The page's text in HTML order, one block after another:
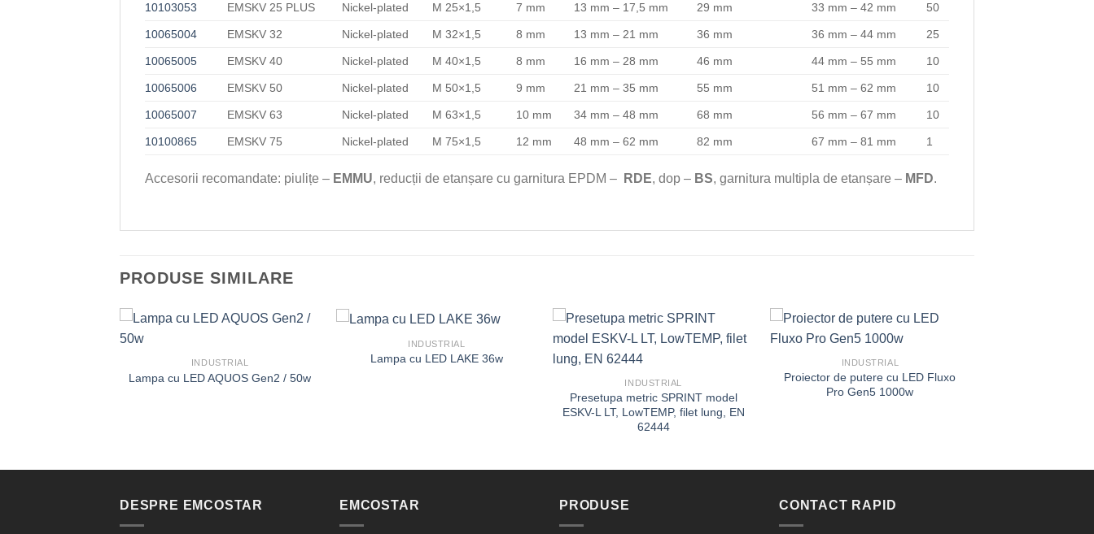
10103053 EMSKV 25 PLUS Nickel-plated M 25×1,5 7 mm 13 mm – 17,5 mm 29 mm 33 mm – 42 mm 50
10065004 EMSKV 32 Nickel-plated M 32×1,5 8 mm 13 mm – 21 mm 36 mm 36 mm – 44 mm 25
10065005 EMSKV 40 Nickel-plated M 40×1,5 8 mm 16 mm – 28 mm 46 mm 44 mm – 55 mm 10
10065006 EMSKV 50 Nickel-plated M 50×1,5 9 mm 21 mm – 35 mm 55 mm 51 mm – 62 mm 10
10065007 EMSKV 63 Nickel-plated M 63×1,5 10 mm 34 mm – 48 mm 68 mm 56 mm – 67 mm 10
10100865 EMSKV 75 Nickel-plated M 75×1,5 12 mm 48 mm – 62 mm 82 mm 67 mm – 81 mm 1
Accesorii recomandate: piulițe – EMMU, reducții de etanșare cu garnitura EPDM – RDE, dop – BS, garnitura multipla de etanșare – MFD.
PRODUSE SIMILARE
INDUSTRIAL
Lampa cu LED AQUOS Gen2 / 50w
INDUSTRIAL
Lampa cu LED LAKE 36w
INDUSTRIAL
Presetupa metric SPRINT model
ESKV-L LT, LowTEMP, filet lung, EN
62444
INDUSTRIAL
Proiector de putere cu LED Fluxo
Pro Gen5 1000w
DESPRE EMCOSTAR EMCOSTAR PRODUSE CONTACT RAPID